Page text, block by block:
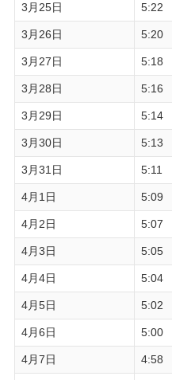
3月25日 5:22
3月26日 5:20
3月27日 5:18
3月28日 5:16
3月29日 5:14
3月30日 5:13
3月31日 5:11
4月1日 5:09
4月2日 5:07
4月3日 5:05
4月4日 5:04
4月5日 5:02
4月6日 5:00
4月7日 4:58